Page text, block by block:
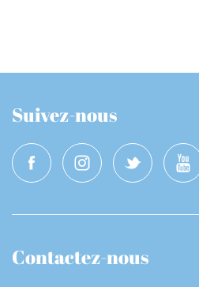
Suivez-nous
Contactez-nous